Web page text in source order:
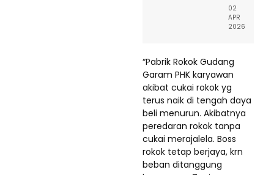
02
APR
2026
“Pabrik Rokok Gudang
Garam PHK karyawan
akibat cukai rokok yg
terus naik di tengah daya
beli menurun. Akibatnya
peredaran rokok tanpa
cukai merajalela. Boss
rokok tetap berjaya, krn
beban ditanggung